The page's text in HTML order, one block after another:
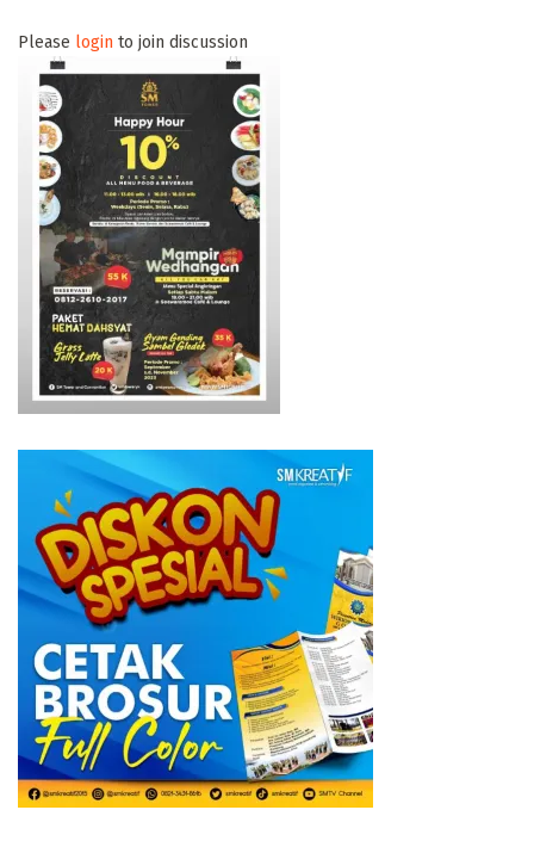
Please login to join discussion